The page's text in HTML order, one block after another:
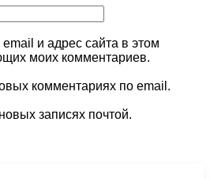
и адрес сайта в этом
моих комментариев.
комментариях по email.
записях почтой.